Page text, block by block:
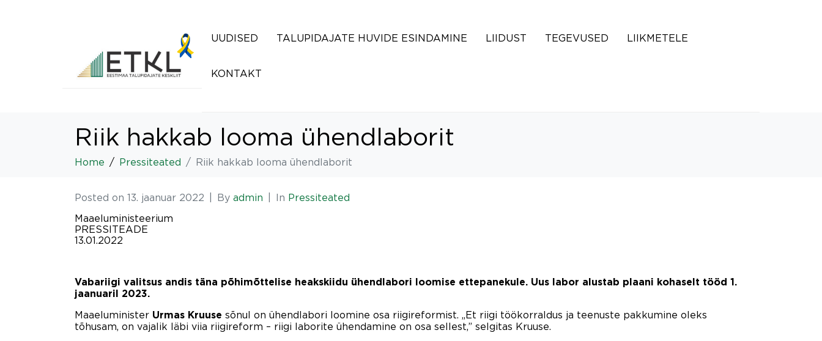
UUDISED TALUPIDAJATE HUVIDE ESINDAMINE LIIDUST TEGEVUSED LIIKMETELE
KONTAKT
Riik hakkab looma ühendlaborit
Home Pressiteated Riik hakkab looma ühendlaborit
Posted on 13. jaanuar 2022 By admin In Pressiteated
Maaeluministeerium
PRESSITEADE
13.01.2022
Vabariigi valitsus andis täna põhimõttelise heakskiidu ühendlabori loomise ettepanekule. Uus labor alustab plaani kohaselt tööd 1.
jaanuaril 2023.
Maaeluminister Urmas Kruuse sõnul on ühendlabori loomine osa riigireformist. „Et riigi töökorraldus ja teenuste pakkumine oleks
tõhusam, on vajalik läbi viia riigireform – riigi laborite ühendamine on osa sellest,” selgitas Kruuse.